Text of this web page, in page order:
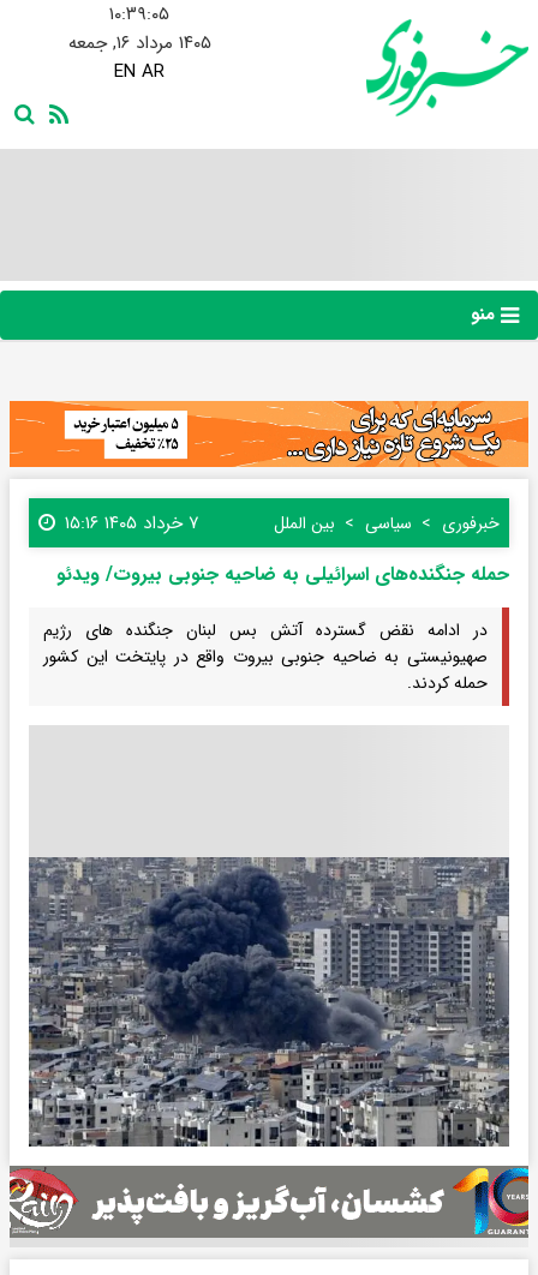
۱۰:۳۹:۰۶
۱۴۰۵ مرداد ۱۶, جمعه
EN AR
منو
خبرفوری سیاسی بین الملل ۷ خرداد ۱۴۰۵ ۱۵:۱۶
حمله جنگنده‌های اسرائیلی به ضاحیه جنوبی بیروت/ ویدئو
در ادامه نقض گسترده آتش بس لبنان جنگنده های رژیم
صهیونیستی به ضاحیه جنوبی بیروت واقع در پایتخت این کشور
حمله کردند.